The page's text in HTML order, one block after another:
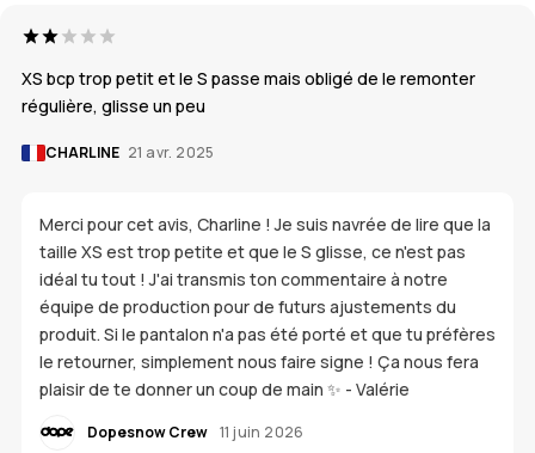
XS bcp trop petit et le S passe mais obligé de le remonter
régulière, glisse un peu
CHARLINE 21 avr. 2025
Merci pour cet avis, Charline ! Je suis navrée de lire que la
taille XS est trop petite et que le S glisse, ce n'est pas
idéal tu tout ! J'ai transmis ton commentaire à notre
équipe de production pour de futurs ajustements du
produit. Si le pantalon n'a pas été porté et que tu préfères
le retourner, simplement nous faire signe ! Ça nous fera
plaisir de te donner un coup de main ✨ - Valérie
Dopesnow Crew 11 juin 2026